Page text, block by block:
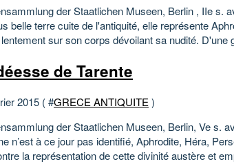
der Staatlichen Museen, Berlin , IIe s.
belle terre cuite de l'antiquité, elle représente
sur son corps dévoilant sa nudité. D'une
de Tarente
2015 ( #GRECE ANTIQUITE)
der Staatlichen Museen, Berlin, Ve s.
n’est à ce jour pas identifié, Aphrodite, Héra,
la représentation de cette divinité austère et